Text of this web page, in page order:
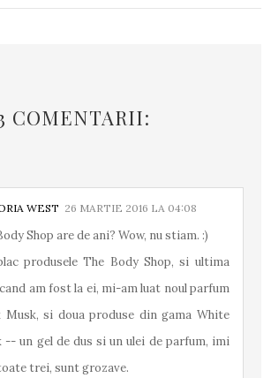
COMENTARII:
WEST 26 MARTIE 2016 LA 04:08
Shop are de ani? Wow, nu stiam. :)
produsele The Body Shop, si ultima
am fost la ei, mi-am luat noul parfum
Musk, si doua produse din gama White
-- un gel de dus si un ulei de parfum, imi
trei, sunt grozave.